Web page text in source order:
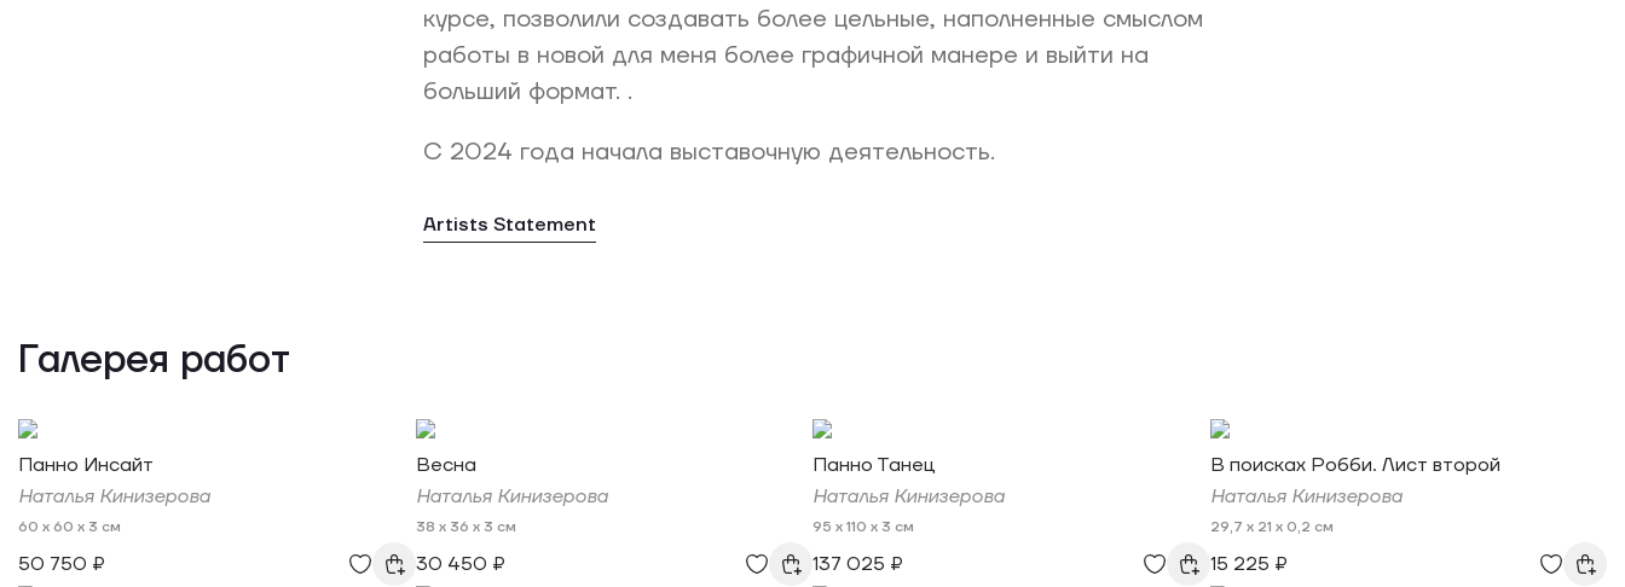
курсе, позволили создавать более цельные, наполненные смыслом
работы в новой для меня более графичной манере и выйти на
больший формат. .
С 2024 года начала выставочную деятельность.
Artists Statement
Галерея работ
Панно Инсайт
Наталья Кинизерова
60 x 60 x 3 см
50 750 ₽
Весна
Наталья Кинизерова
38 x 36 x 3 см
30 450 ₽
Панно Танец
Наталья Кинизерова
95 x 110 x 3 см
137 025 ₽
В поисках Робби. Лист второй
Наталья Кинизерова
29,7 x 21 x 0,2 см
15 225 ₽